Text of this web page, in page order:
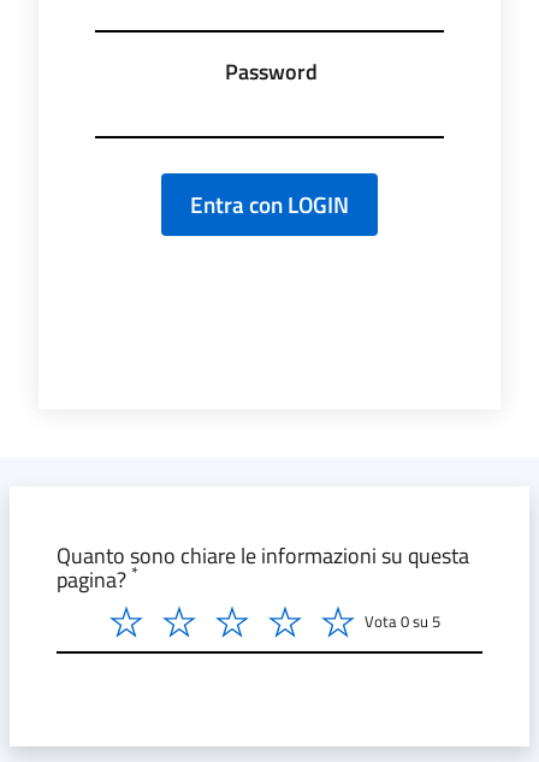
Password
Quanto sono chiare le informazioni su questa
pagina? *
Vota 2 su 5Vota 3 su 5Vota 4 su 5Vota 5 su 5Vota 6 su 5
Vota 0 su 5